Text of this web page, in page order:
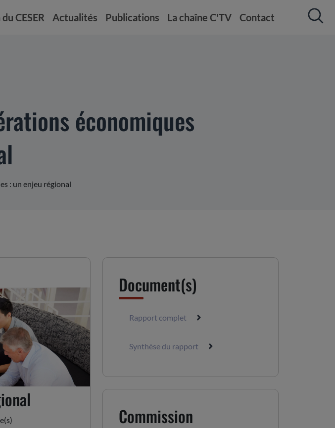
CESER Actualités Publications La chaîne C'TV Contact
économiques
: un enjeu régional
Document(s)
Rapport complet
Synthèse du rapport
Commission